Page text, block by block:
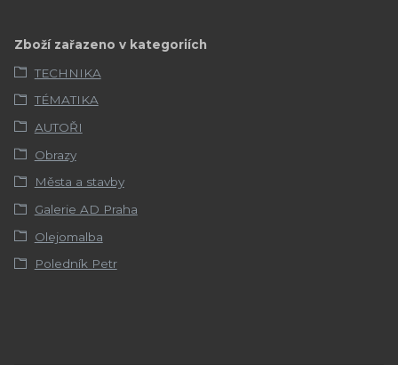
Zboží zařazeno v kategoriích
TECHNIKA
TÉMATIKA
AUTOŘI
Obrazy
Města a stavby
Galerie AD Praha
Olejomalba
Poledník Petr